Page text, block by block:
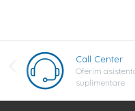
Call Center
Oferim
suplimentare